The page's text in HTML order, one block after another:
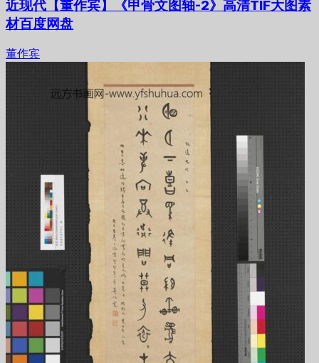
近现代【董作宾】《甲骨文图轴-2》高清TIF大图素
材百度网盘
董作宾